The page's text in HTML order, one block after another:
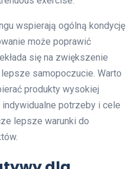
wspierają ogólną kondycję
może poprawić
się na zwiększenie
samopoczucie. Warto
produkty wysokiej
potrzeby i cele
lepsze warunki do